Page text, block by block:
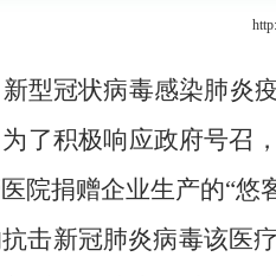
型冠状病毒感染肺炎
了积极响应政府号召
院捐赠企业生产的“悠
击新冠肺炎病毒该医疗